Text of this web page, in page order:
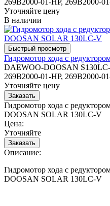
Уточняйте цену
В наличии
Гидромотор хода с
DAEWOO-DOOSAN
269B2000-01-HP, 269B2000-
Уточняйте цену
Гидромотор хода с
DOOSAN SOLAR 130LC-V
Цена:
Уточняйте
Описание:
Гидромотор хода с
DOOSAN SOLAR 130LC-V